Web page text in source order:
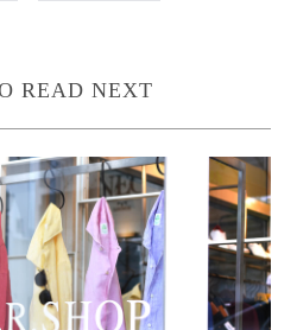
READ NEXT